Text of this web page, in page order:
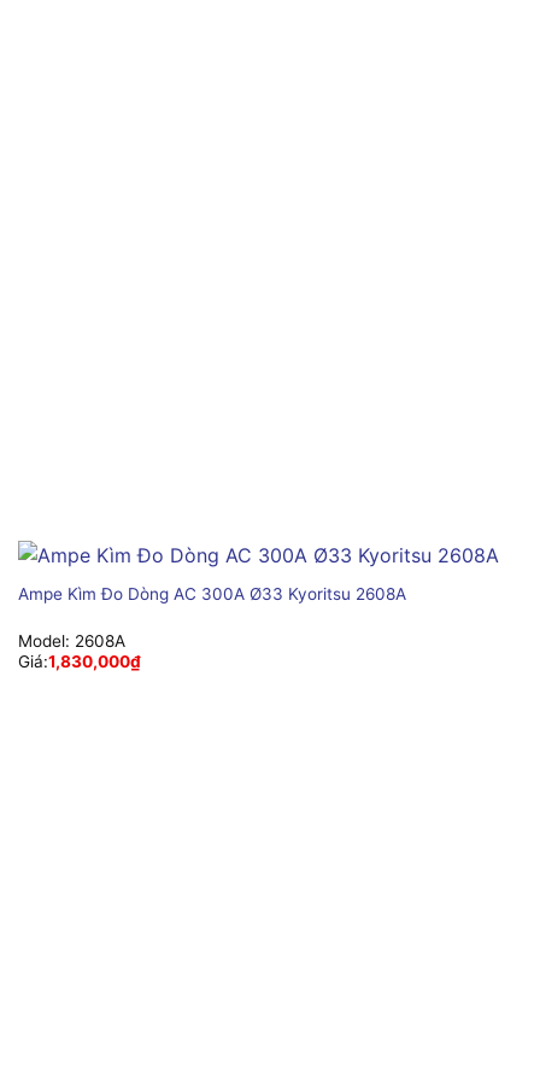
Ampe Kìm Đo Dòng AC 300A Ø33 Kyoritsu 2608A
Model: 2608A
Giá:1,830,000₫